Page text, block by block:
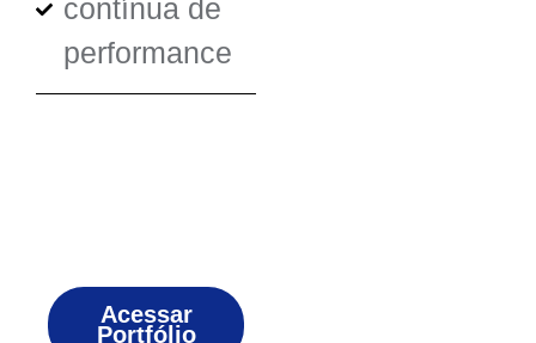
contínua de
performance
Acessar
Portfólio